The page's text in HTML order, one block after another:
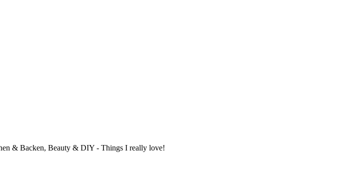
& Backen, Beauty & DIY - Things I really love!